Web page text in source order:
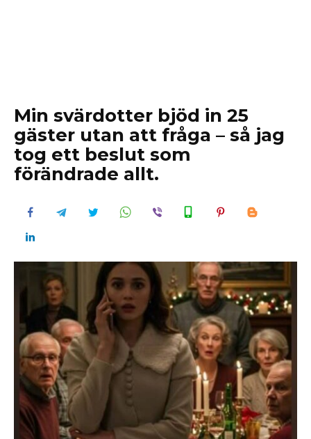
Min svärdotter bjöd in 25
gäster utan att fråga – så jag
tog ett beslut som
förändrade allt.